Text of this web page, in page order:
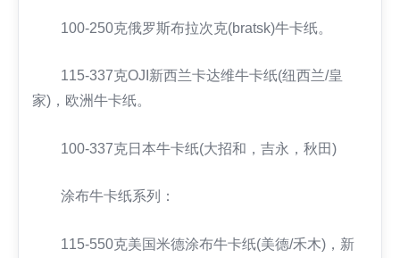
100-250克俄罗斯布拉次克(bratsk)牛卡纸。
115-337克OJI新西兰卡达维牛卡纸(纽西兰/皇
家)，欧洲牛卡纸。
100-337克日本牛卡纸(大招和，吉永，秋田)
涂布牛卡纸系列：
115-550克美国米德涂布牛卡纸(美德/禾木)，新